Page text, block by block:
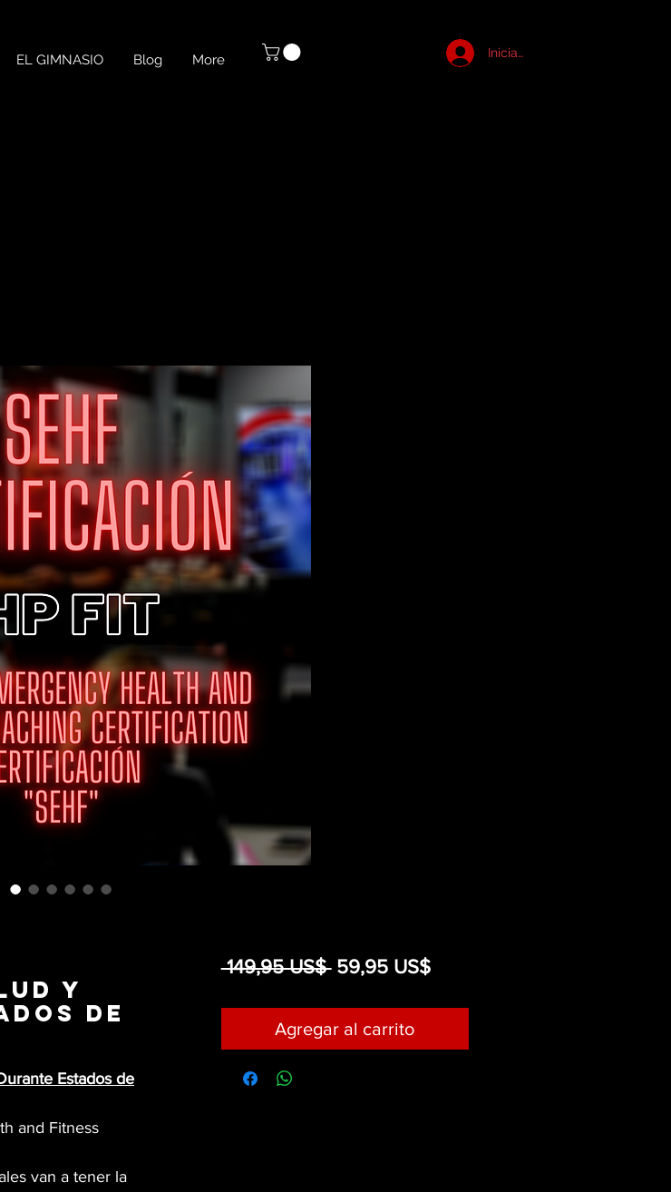
EL GIMNASIO Blog More Iniciar sesión
y
de
Estados de
and Fitness
van a tener la
149,95 US$ Precio
59,95 US$Precio
oferta
Agregar al carrito